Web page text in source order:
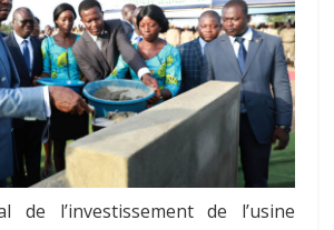
de l’investissement de l’usine